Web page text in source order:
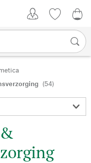
(54)